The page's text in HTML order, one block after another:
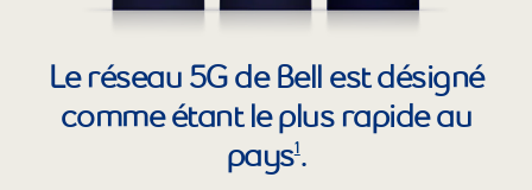
Le réseau 5G de Bell est désigné
comme étant le plus rapide au
paysfootnote
1.